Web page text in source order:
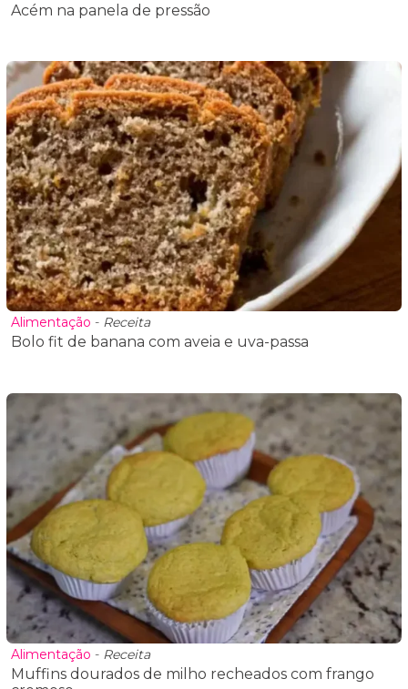
Acém na panela de pressão
Alimentação - Receita
Bolo fit de banana com aveia e uva-passa
Alimentação - Receita
Muffins dourados de milho recheados com frango